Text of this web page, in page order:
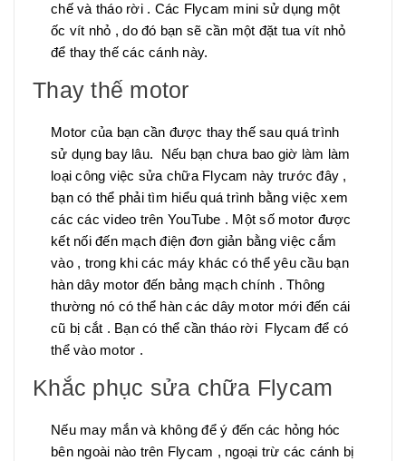
chế và tháo rời . Các Flycam mini sử dụng một
ốc vít nhỏ , do đó bạn sẽ cần một đặt tua vít nhỏ
để thay thế các cánh này.
Thay thế motor
Motor của bạn cần được thay thế sau quá trình
sử dụng bay lâu. Nếu bạn chưa bao giờ làm làm
loại công việc sửa chữa Flycam này trước đây ,
bạn có thể phải tìm hiểu quá trình bằng việc xem
các các video trên YouTube . Một số motor được
kết nối đến mạch điện đơn giản bằng việc cắm
vào , trong khi các máy khác có thể yêu cầu bạn
hàn dây motor đến bảng mạch chính . Thông
thường nó có thể hàn các dây motor mới đến cái
cũ bị cắt . Bạn có thể cần tháo rời Flycam để có
thể vào motor .
Khắc phục sửa chữa Flycam
Nếu may mắn và không để ý đến các hỏng hóc
bên ngoài nào trên Flycam , ngoại trừ các cánh bị